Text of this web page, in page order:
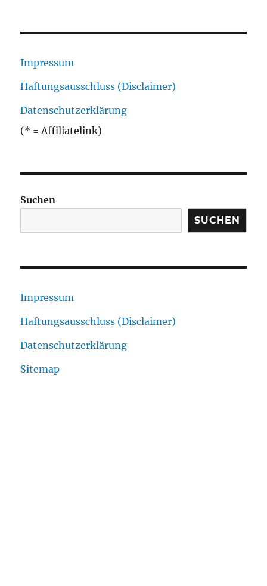
Impressum
Haftungsausschluss (Disclaimer)
Datenschutzerklärung
(* = Affiliatelink)
Suchen
SUCHEN
Impressum
Haftungsausschluss (Disclaimer)
Datenschutzerklärung
Sitemap